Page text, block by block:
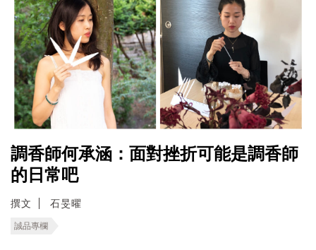
調香師何承涵：面對挫折可能是調香師
的日常吧
撰文 石旻曜
誠品專欄